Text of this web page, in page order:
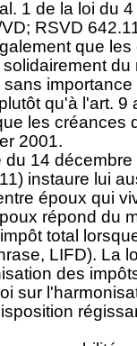
1 de la loi du
RSVD
que
du
qu'à l'art. 9
les créances
2001.
14
instaure lui
époux qui
répond du
total
LIFD). La
des
sur